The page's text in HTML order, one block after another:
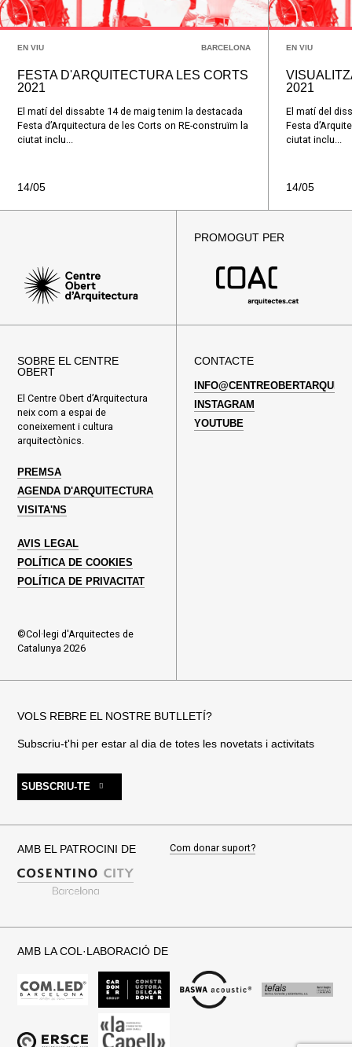
EN VIU BARCELONA
FESTA D'ARQUITECTURA LES CORTS
2021
El matí del dissabte 14 de maig tenim la destacada
Festa d’Arquitectura de les Corts on RE-construïm la
ciutat inclu...
14/05
EN VIU
2021
El matí del
Festa
ciutat inclu...
14/05
PROMOGUT PER
SOBRE EL CENTRE
OBERT
El Centre Obert d’Arquitectura
neix com a espai de
coneixement i cultura
arquitectònics.
PREMSA
AGENDA D'ARQUITECTURA
VISITA'NS
AVIS LEGAL
POLÍTICA DE COOKIES
POLÍTICA DE PRIVACITAT
©Col·legi d'Arquitectes de
Catalunya 2026
CONTACTE
INSTAGRAM
YOUTUBE
VOLS REBRE EL NOSTRE BUTLLETÍ?
Subscriu-t'hi per estar al dia de totes les novetats i activitats
SUBSCRIU-TE
AMB EL PATROCINI DE Com donar suport?
AMB LA COL·LABORACIÓ DE